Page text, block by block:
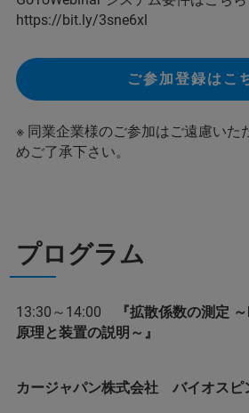
https://bit.ly/3sne6xl
ご参加登録はこ
※ 同業企業様のご参加はご遠慮いた
めご了承下さい。
プログラム
13:30～14:00
『拡散係数の測定
原理と装置の説明～』
カージャパン株式会社 バイオス